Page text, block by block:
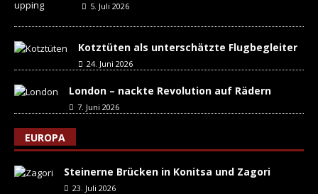
5. Juli 2026
Kotztüten als unterschätzte Flugbegleiter
24. Juni 2026
London – nackte Revolution auf Rädern
7. Juni 2026
EUROPA
Steinerne Brücken in Konitsa und Zagori
23. Juli 2026